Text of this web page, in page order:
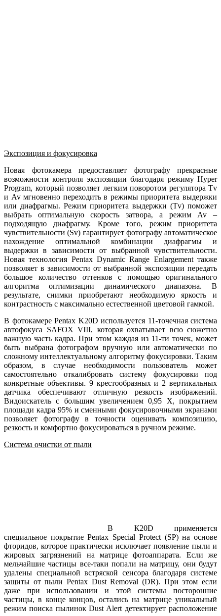
Экспозиция и фокусировка
Новая фотокамера предоставляет фотографу прекрасные
возможности контроля экспозиции благодаря режиму Hyper
Program, который позволяет легким поворотом регулятора Tv
и Av мгновенно переходить в режимы приоритета выдержки
или диафрагмы. Режим приоритета выдержки (Tv) поможет
выбрать оптимальную скорость затвора, а режим Av –
подходящую диафрагму. Кроме того, режим приоритета
чувствительности (Sv) гарантирует фотографу автоматическое
нахождение оптимальной комбинации диафрагмы и
выдержки в зависимости от выбранной чувствительности.
Новая технология Pentax Dynamic Range Enlargement также
позволяет в зависимости от выбранной экспозиции передать
большое количество оттенков с помощью оригинального
алгоритма оптимизации динамического диапазона. В
результате, снимки приобретают необходимую яркость и
контрастность с максимально естественной цветовой гаммой.
В фотокамере Pentax K20D используется 11-точечная система
автофокуса SAFOX VIII, которая охватывает всю сюжетно
важную часть кадра. При этом каждая из 11-ти точек, может
быть выбрана фотографом вручную или автоматически по
сложному интеллектуальному алгоритму фокусировки. Таким
образом, в случае необходимости пользователь может
самостоятельно откалибровать систему фокусировки под
конкретные объективы. 9 крестообразных и 2 вертикальных
датчика обеспечивают отличную резкость изображений.
Видоискатель с большим увеличением 0,95 Х, покрытием
площади кадра 95% и сменными фокусировочными экранами
позволяет фотографу в точности оценивать композицию,
резкость и комфортно фокусироваться в ручном режиме.
Система очистки от пыли
В К20D применяется
специальное покрытие Pentax Special Protect (SP) на основе
фторидов, которое практически исключает появление пыли и
жировых загрязнений на матрице фотоаппарата. Если же
мельчайшие частицы все-таки попали на матрицу, они будут
удалены специальной встряской сенсора благодаря системе
защиты от пыли Pentax Dust Removal (DR). При этом если
даже при использовании и этой системы посторонние
частицы, в конце концов, остались на матрице уникальный
режим поиска пылинок Dust Alert детектирует расположение